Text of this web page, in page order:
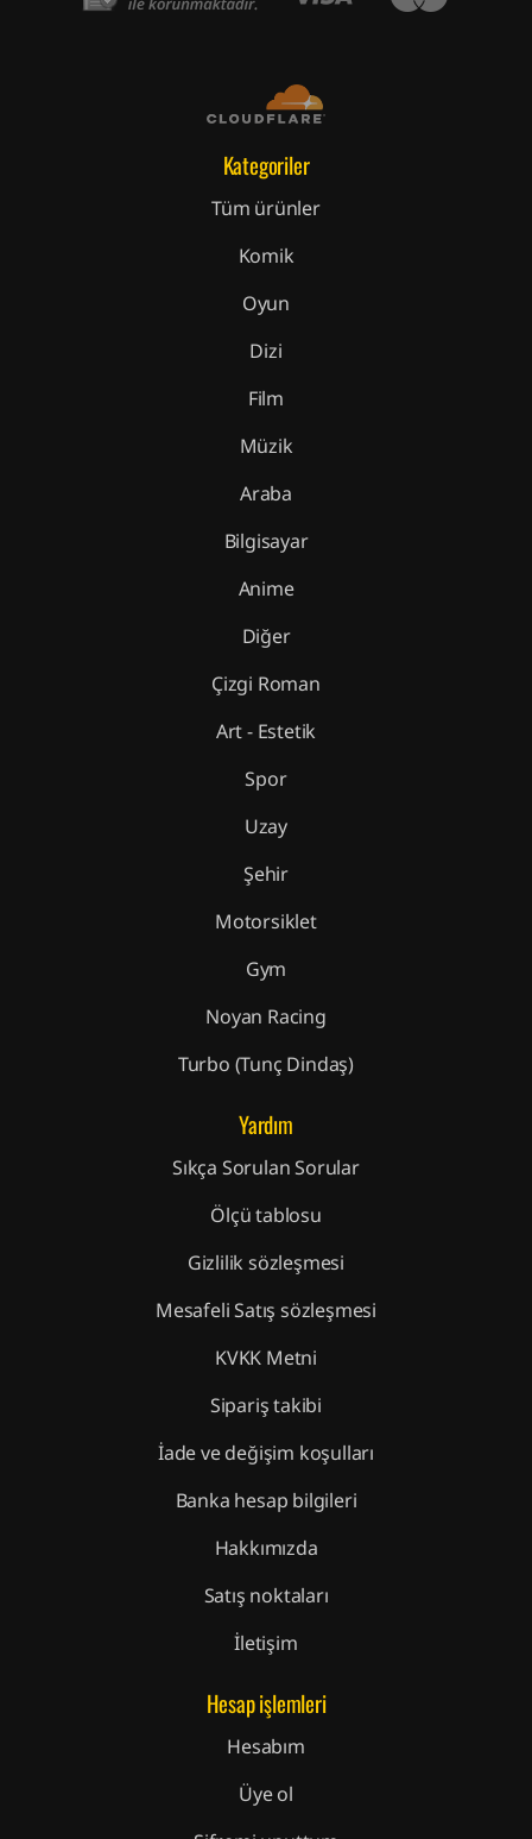
Kategoriler
Tüm ürünler
Komik
Oyun
Dizi
Film
Müzik
Araba
Bilgisayar
Anime
Diğer
Çizgi Roman
Art - Estetik
Spor
Uzay
Şehir
Motorsiklet
Gym
Noyan Racing
Turbo (Tunç Dindaş)
Yardım
Sıkça Sorulan Sorular
Ölçü tablosu
Gizlilik sözleşmesi
Mesafeli Satış sözleşmesi
KVKK Metni
Sipariş takibi
İade ve değişim koşulları
Banka hesap bilgileri
Hakkımızda
Satış noktaları
İletişim
Hesap işlemleri
Hesabım
Üye ol